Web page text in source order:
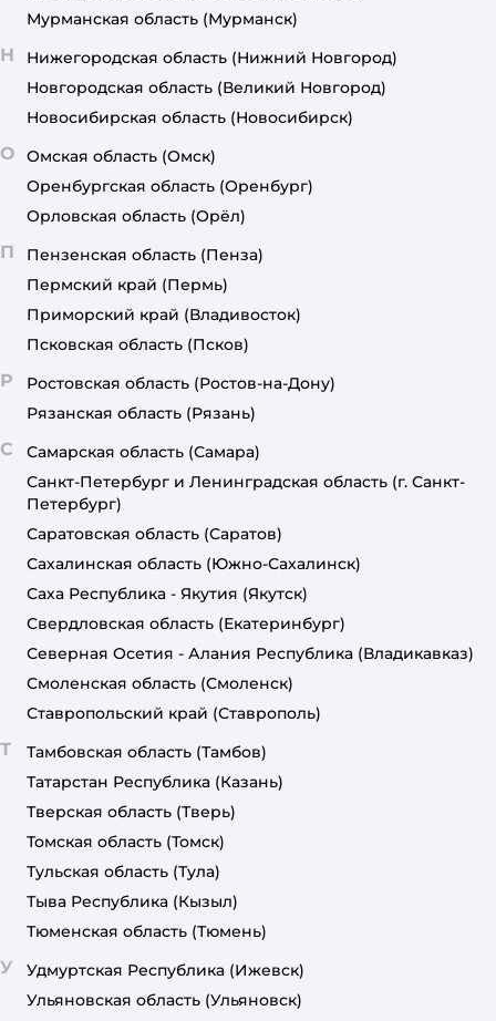
Мурманская область (Мурманск)
Н Нижегородская область (Нижний Новгород)
Новгородская область (Великий Новгород)
Новосибирская область (Новосибирск)
О Омская область (Омск)
Оренбургская область (Оренбург)
Орловская область (Орёл)
П Пензенская область (Пенза)
Пермский край (Пермь)
Приморский край (Владивосток)
Псковская область (Псков)
Р Ростовская область (Ростов-на-Дону)
Рязанская область (Рязань)
С Самарская область (Самара)
Санкт-Петербург и Ленинградская область (г. Санкт-
Петербург)
Саратовская область (Саратов)
Сахалинская область (Южно-Сахалинск)
Саха Республика - Якутия (Якутск)
Свердловская область (Екатеринбург)
Северная Осетия - Алания Республика (Владикавказ)
Смоленская область (Смоленск)
Ставропольский край (Ставрополь)
Т Тамбовская область (Тамбов)
Татарстан Республика (Казань)
Тверская область (Тверь)
Томская область (Томск)
Тульская область (Тула)
Тыва Республика (Кызыл)
Тюменская область (Тюмень)
У Удмуртская Республика (Ижевск)
Ульяновская область (Ульяновск)